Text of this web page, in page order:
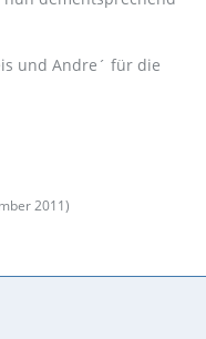
und Andre´ für die
2011)